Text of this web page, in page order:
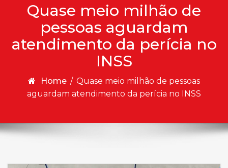
Quase meio milhão de
pessoas aguardam
atendimento da perícia no
INSS
Home / Quase meio milhão de pessoas
aguardam atendimento da perícia no INSS